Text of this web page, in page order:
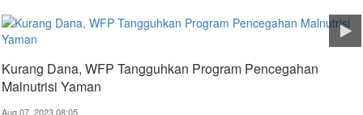
Kurang Dana, WFP Tangguhkan Program Pencegahan
Malnutrisi Yaman
Aug 07, 2023 08:05